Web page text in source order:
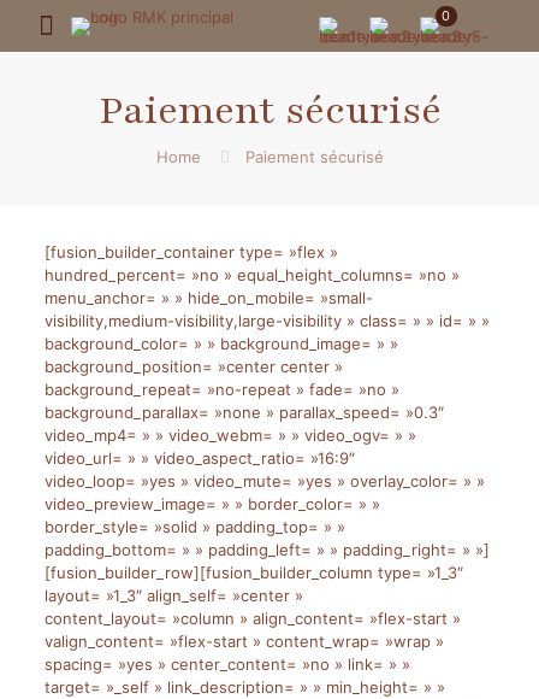
0
Paiement sécurisé
Home Paiement sécurisé
[fusion_builder_container type= »flex »
hundred_percent= »no » equal_height_columns= »no »
menu_anchor= » » hide_on_mobile= »small-
visibility,medium-visibility,large-visibility » class= » » id= » »
background_color= » » background_image= » »
background_position= »center center »
background_repeat= »no-repeat » fade= »no »
background_parallax= »none » parallax_speed= »0.3″
video_mp4= » » video_webm= » » video_ogv= » »
video_url= » » video_aspect_ratio= »16:9″
video_loop= »yes » video_mute= »yes » overlay_color= » »
video_preview_image= » » border_color= » »
border_style= »solid » padding_top= » »
padding_bottom= » » padding_left= » » padding_right= » »]
[fusion_builder_row][fusion_builder_column type= »1_3″
layout= »1_3″ align_self= »center »
content_layout= »column » align_content= »flex-start »
valign_content= »flex-start » content_wrap= »wrap »
spacing= »yes » center_content= »no » link= » »
target= »_self » link_description= » » min_height= » »